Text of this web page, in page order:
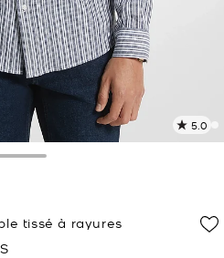
5.0
1
tissé à rayures